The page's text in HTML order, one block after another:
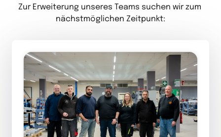
Zur Erweiterung unseres Teams suchen wir zum
nächstmöglichen Zeitpunkt: